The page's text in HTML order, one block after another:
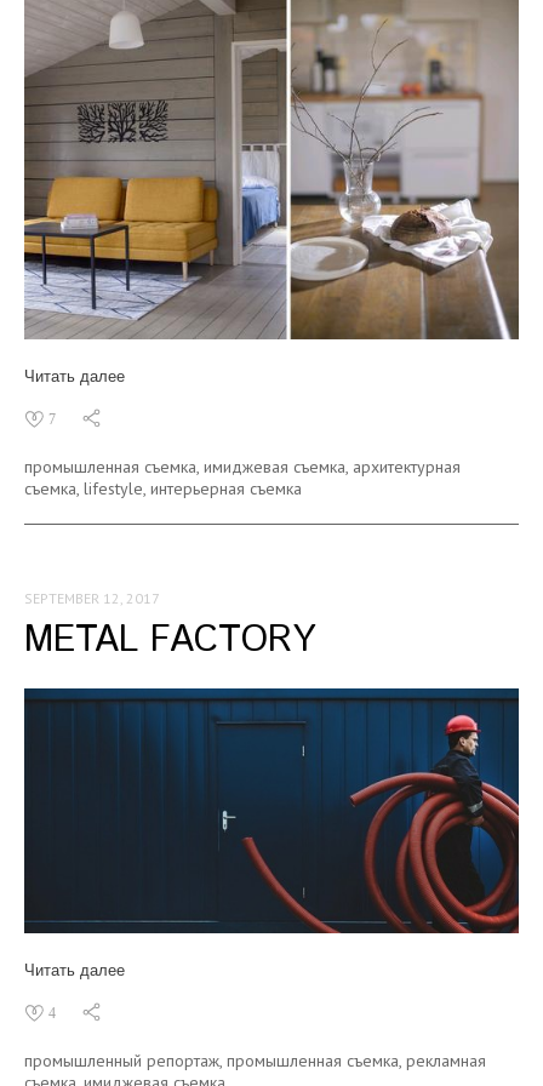
Читать далее
7
промышленная съемка, имиджевая съемка, архитектурная
съемка, lifestyle, интерьерная съемка
SEPTEMBER 12, 2017
METAL FACTORY
Читать далее
4
промышленный репортаж, промышленная съемка, рекламная